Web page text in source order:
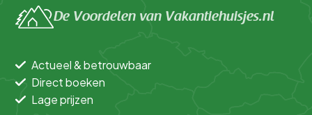
De Voordelen van Vakantiehuisjes.nl
Actueel & betrouwbaar
Direct boeken
Lage prijzen